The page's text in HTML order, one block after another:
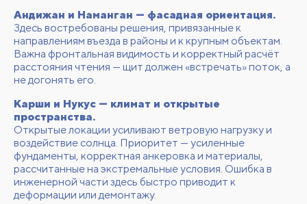
Андижан и Наманган — фасадная ориентация.
Здесь востребованы решения, привязанные к
направлениям въезда в районы и к крупным объектам.
Важна фронтальная видимость и корректный расчёт
расстояния чтения — щит должен «встречать» поток, а
не догонять его.
Карши и Нукус — климат и открытые
пространства.
Открытые локации усиливают ветровую нагрузку и
воздействие солнца. Приоритет — усиленные
фундаменты, корректная анкеровка и материалы,
рассчитанные на экстремальные условия. Ошибка в
инженерной части здесь быстро приводит к
деформации или демонтажу.